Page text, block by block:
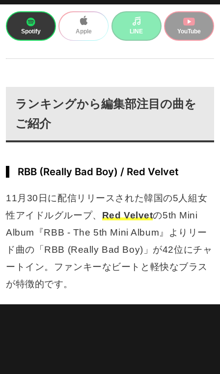
Spotify Apple LINE YouTube
ランキングから編集部注目の曲を
ご紹介
RBB (Really Bad Boy) / Red Velvet
11月30日に配信リリースされた韓国の5人組女
性アイドルグループ、 Red Velvetの5th Mini
Album『RBB - The 5th Mini Album』よりリー
ド曲の「RBB (Really Bad Boy)」が42位にチャ
ートイン。ファンキーなビートと軽快なブラス
が特徴的です。